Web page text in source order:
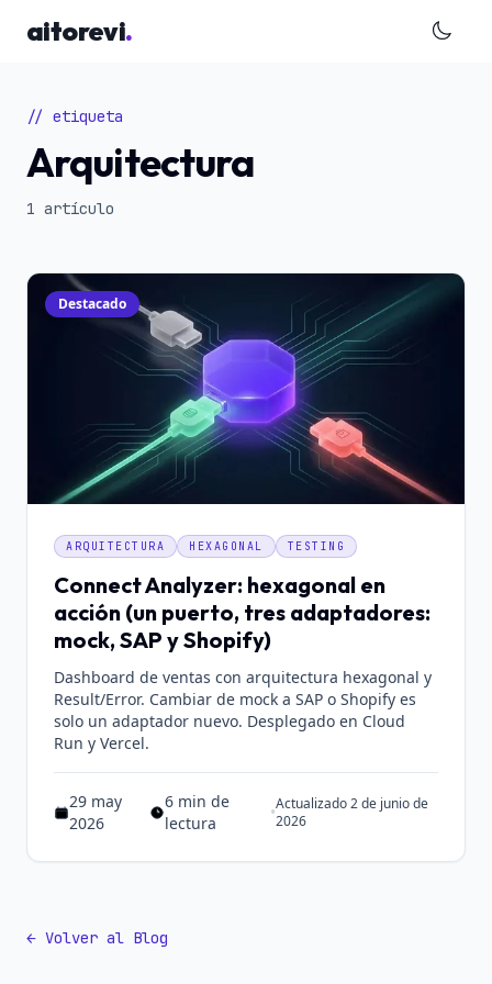
aitorevi.
// etiqueta
Arquitectura
1 artículo
Destacado
ARQUITECTURA HEXAGONAL TESTING
Connect Analyzer: hexagonal en
acción (un puerto, tres adaptadores:
mock, SAP y Shopify)
Dashboard de ventas con arquitectura hexagonal y
Result/Error. Cambiar de mock a SAP o Shopify es
solo un adaptador nuevo. Desplegado en Cloud
Run y Vercel.
Publicado el 29 may 2026
29 may
2026
Tiempo estimado de lectura: 6 min de lectura
6 min de
lectura
•Actualizado 2 de junio de
2026
← Volver al Blog